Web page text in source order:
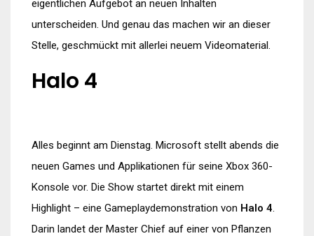
eigentlichen Aufgebot an neuen Inhalten
unterscheiden. Und genau das machen wir an dieser
Stelle, geschmückt mit allerlei neuem Videomaterial.
Halo 4
Alles beginnt am Dienstag. Microsoft stellt abends die
neuen Games und Applikationen für seine Xbox 360-
Konsole vor. Die Show startet direkt mit einem
Highlight – eine Gameplaydemonstration von Halo 4.
Darin landet der Master Chief auf einer von Pflanzen